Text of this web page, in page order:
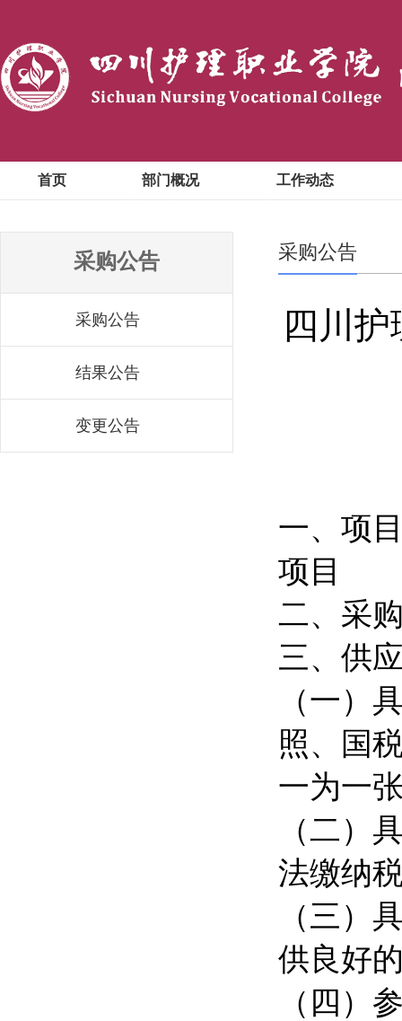
首页 部门概况 工作动态
采购公告
采购公告
结果公告
变更公告
采购公告
四川
一、项
项目
二、采
三、供
（一）
照、国
一为一
（二）
法缴纳
（三）
供良好
（四）